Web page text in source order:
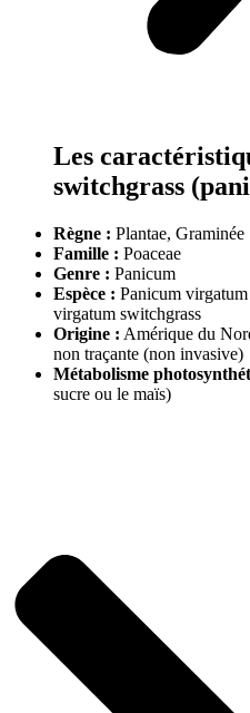
Les
switchgrass
Règne : Plantae, Graminée
Famille : Poaceae
Genre : Panicum
Espèce : Panicum
virgatum switchgrass
Origine : Amérique du
non traçante (non invasive)
Métabolisme
sucre ou le maïs)